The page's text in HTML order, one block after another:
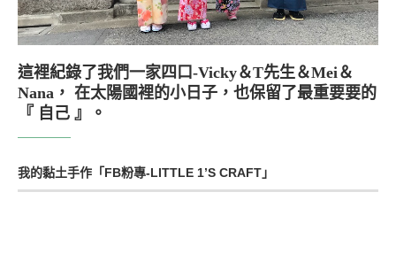
這裡紀錄了我們一家四口-Vicky＆T先生＆Mei＆
Nana， 在太陽國裡的小日子，也保留了最重要要的
『 自己 』。
我的黏土手作「FB粉專-LITTLE 1’S CRAFT」